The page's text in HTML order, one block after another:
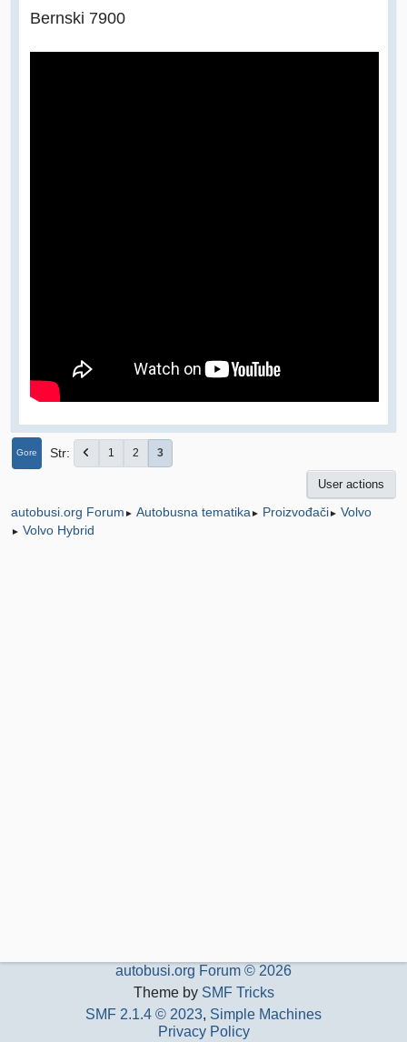
Bernski 7900
Gore Str 1 2 3
User actions
autobusi.org Forum ► Autobusna tematika ► Proizvođači► Volvo
► Volvo Hybrid
autobusi.org Forum © 2026
Theme by SMF Tricks
SMF 2.1.4 © 2023, Simple Machines
Privacy Policy